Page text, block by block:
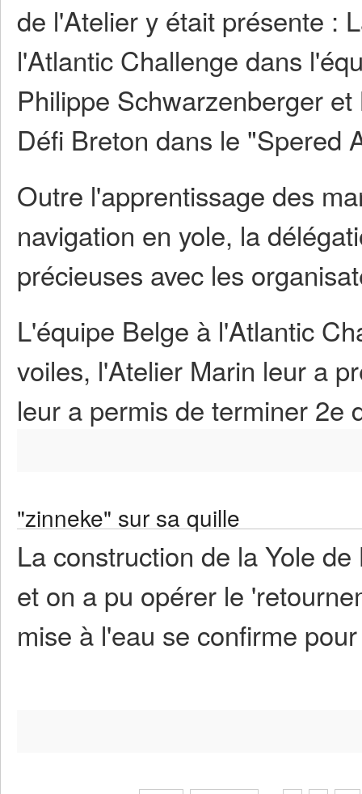
de l'Atelier y était présente :
l'Atlantic Challenge dans
Philippe Schwarzenberger
Défi Breton dans le "Spered
Outre l'apprentissage des
navigation en yole, la
précieuses avec les
L'équipe Belge à l'Atlantic
voiles, l'Atelier Marin leur a
leur a permis de terminer 2e
"zinneke" sur sa quille
La construction de la Yole
et on a pu opérer le
mise à l'eau se confirme